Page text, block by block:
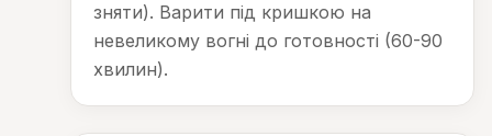
зняти). Варити під кришкою на
невеликому вогні до готовності (60-90
хвилин).